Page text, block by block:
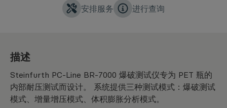
安排服务 进行查询
描述
Steinfurth PC-Line BR-7000 爆破测试仪专为 PET 瓶的
内部耐压测试而设计。 系统提供三种测试模式：爆破测试
模式、增量增压模式、体积膨胀分析模式。